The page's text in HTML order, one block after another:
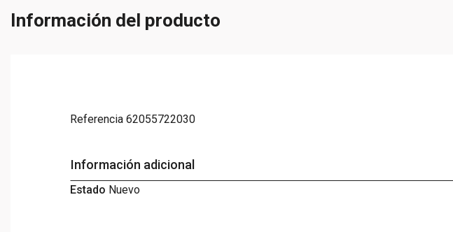
Información del producto
Referencia 62055722030
Información adicional
Estado Nuevo